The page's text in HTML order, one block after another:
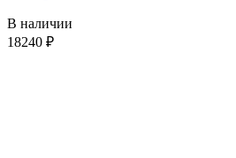
В наличии
18240 ₽